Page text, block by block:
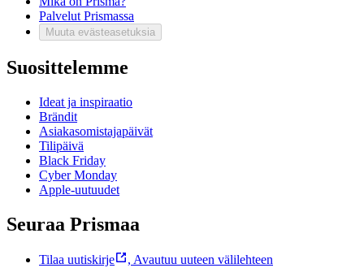
Palvelut Prismassa
Muuta evästeasetuksia
Suosittelemme
Ideat ja inspiraatio
Brändit
Asiakasomistajapäivät
Tilipäivä
Black Friday
Cyber Monday
Apple-uutuudet
Seuraa Prismaa
Tilaa uutiskirje , Avautuu uuteen välilehteen